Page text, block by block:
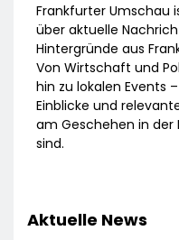
Frankfurter Umschau
über aktuelle
Hintergründe aus
Von Wirtschaft und
hin zu lokalen Events
Einblicke und
am Geschehen in
sind.
Aktuelle News